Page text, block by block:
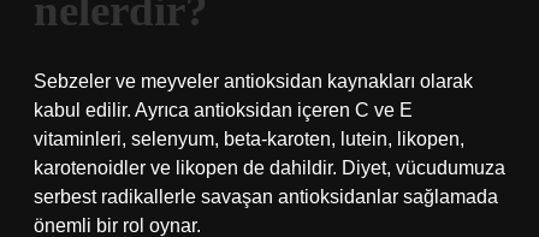
nelerdir?
Sebzeler ve meyveler antioksidan kaynakları olarak
kabul edilir. Ayrıca antioksidan içeren C ve E
vitaminleri, selenyum, beta-karoten, lutein, likopen,
karotenoidler ve likopen de dahildir. Diyet, vücudumuza
serbest radikallerle savaşan antioksidanlar sağlamada
önemli bir rol oynar.